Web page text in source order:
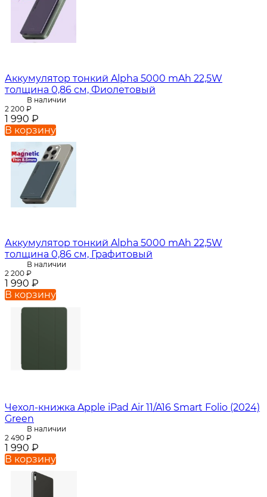
Аккумулятор тонкий Alpha 5000 mAh 22,5W
толщина 0,86 см, Фиолетовый
В наличии
2 200 ₽
1 990 ₽
В корзину
Аккумулятор тонкий Alpha 5000 mAh 22,5W
толщина 0,86 см, Графитовый
В наличии
2 200 ₽
1 990 ₽
В корзину
Чехол-книжка Apple iPad Air 11/A16 Smart Folio (2024)
Green
В наличии
2 490 ₽
1 990 ₽
В корзину